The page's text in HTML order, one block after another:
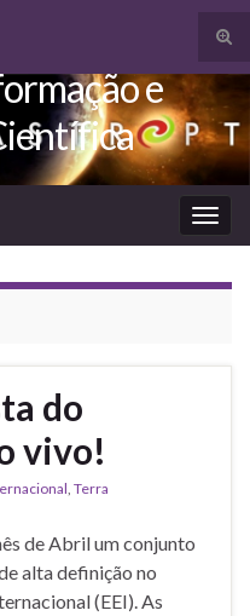
e
do
vivo!
, Terra
de Abril um conjunto
alta definição no
(EEI). As